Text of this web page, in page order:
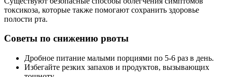
токсикоза, которые также помогают сохранить здоровье
полости рта.
Советы по снижению рвоты
Дробное питание малыми порциями по 5-6 раз в день.
Избегайте резких запахов и продуктов, вызывающих